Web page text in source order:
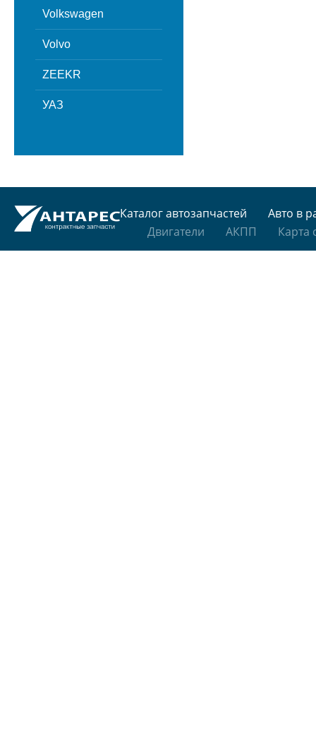
Volkswagen
Volvo
ZEEKR
УАЗ
Каталог автозапчастей
Авто в
Двигатели
АКПП Карта